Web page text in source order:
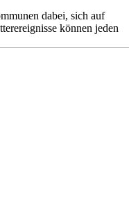
dabei, sich auf
können jeden